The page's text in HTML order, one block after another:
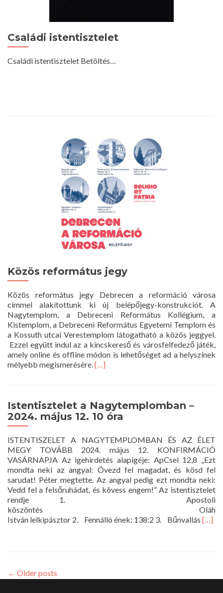
Családi istentisztelet
Családi istentisztelet Betöltés…
Közös református jegy
Közös református jegy Debrecen a reformáció városa
címmel alakítottunk ki új belépőjegy-konstrukciót. A
Nagytemplom, a Debreceni Református Kollégium, a
Kistemplom, a Debreceni Református Egyetemi Templom és
a Kossuth utcai Verestemplom látogatható a közös jeggyel.
Ezzel együtt indul az a kincskereső és városfelfedező játék,
amely online és offline módon is lehetőséget ad a helyszínek
mélyebb megismerésére.Read
református
jegy
[…]
Istentisztelet a Nagytemplomban –
2024. május 12. 10 óra
ISTENTISZELET A NAGYTEMPLOMBAN ÉS AZ ÉLET
MEGY TOVÁBB 2024. május 12. KONFIRMÁCIÓ
VASÁRNAPJA Az igehirdetés alapigéje: ApCsel 12,8 „Ezt
mondta neki az angyal: Övezd fel magadat, és kösd fel
sarudat! Péter megtette. Az angyal pedig ezt mondta neki:
Vedd fel a felsőruhádat, és kövess engem!” Az istentisztelet
rendje 1. Apostoli
köszöntés Oláh
István lelkipásztor 2. Fennálló ének: 138:2 3. Bűnvallás Read
–
[…]
← Older posts